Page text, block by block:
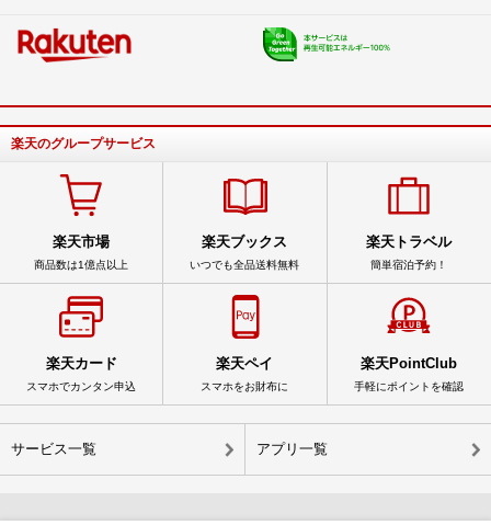
楽天のグループサービス
楽天市場
商品数は1億点以上
楽天ブックス
いつでも全品送料無料
楽天トラベル
簡単宿泊予約！
楽天カード
スマホでカンタン申込
楽天ペイ
スマホをお財布に
楽天PointClub
手軽にポイントを確認
サービス一覧 アプリ一覧